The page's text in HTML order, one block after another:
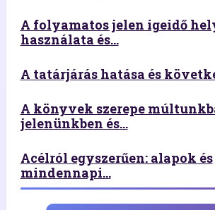
A folyamatos jelen igeidő
használata és...
A tatárjárás hatása és
A könyvek szerepe
jelenünkben és...
Acélról egyszerűen: alapok és
mindennapi...